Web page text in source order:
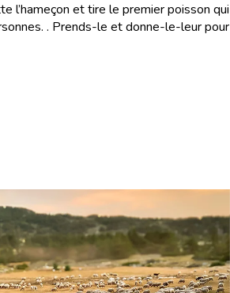
l’hameçon et tire le premier poisson
. Prends-le et donne-le-leur